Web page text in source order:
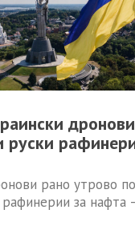
руски
рано утрово
за нафта
избувнале